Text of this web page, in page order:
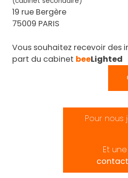
(cabinet secondaire)
19 rue Bergère
75009 PARIS
Vous souhaitez recevoir des
part du cabinet beeLighted
Pour
Et